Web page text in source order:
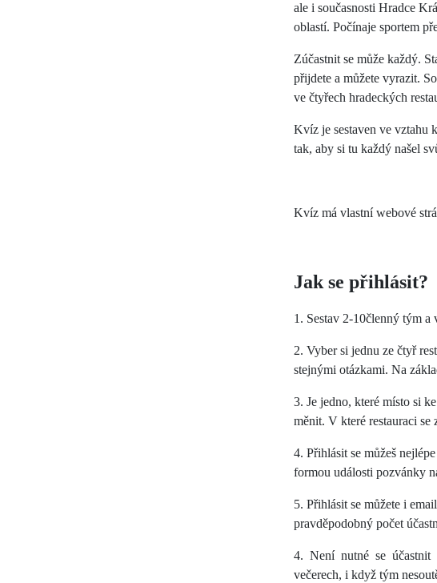
ale i současnosti Hradce
oblastí. Počínaje sportem
Zúčastnit se může každý.
přijdete a můžete vyrazit.
ve čtyřech hradeckých
Kvíz je sestaven ve vztahu
tak, aby si tu každý našel
Kvíz má vlastní webové
Jak se přihlásit?
1. Sestav 2-10členný tým
2. Vyber si jednu ze čtyř
stejnými otázkami. Na
3. Je jedno, které místo si
měnit. V které restauraci se
4. Přihlásit se můžeš
formou události pozvánky
5. Přihlásit se můžete i
pravděpodobný počet
4. Není nutné se účastnit
večerech, i když tým